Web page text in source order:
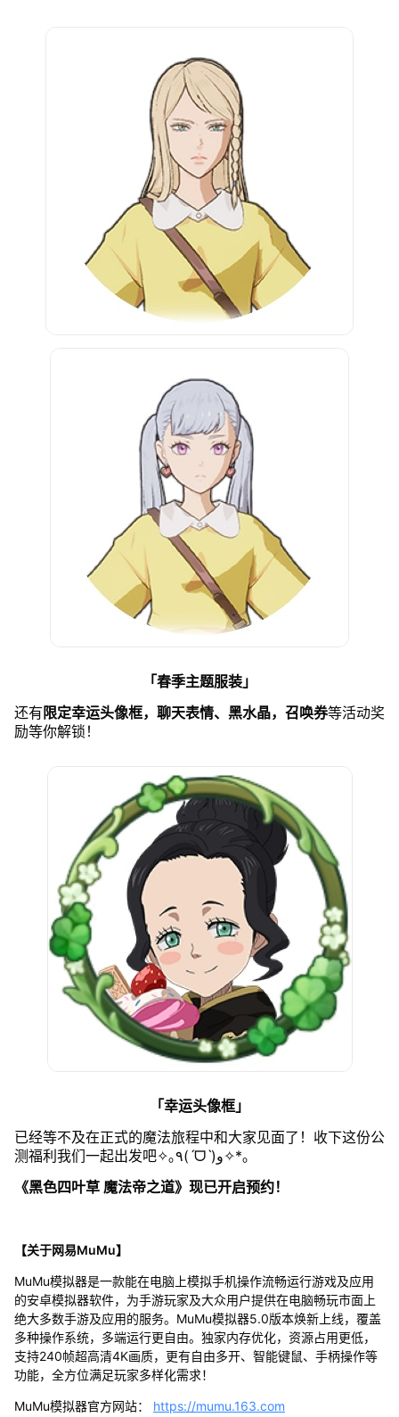
「春季主题服装」
还有 限定幸运头像框，聊天表情、黑水晶，召唤券等活动奖
励等你解锁！
「幸运头像框」
已经等不及在正式的魔法旅程中和大家见面了！收下这份公
测福利我们一起出发吧✧｡٩(ˊᗜˋ)و✧*｡
《黑色四叶草 魔法帝之道》现已开启预约！
【关于网易MuMu】
MuMu模拟器是一款能在电脑上模拟手机操作流畅运行游戏及应用
的安卓模拟器软件，为手游玩家及大众用户提供在电脑畅玩市面上
绝大多数手游及应用的服务。MuMu模拟器5.0版本焕新上线，覆盖
多种操作系统，多端运行更自由。独家内存优化，资源占用更低，
支持240帧超高清4K画质，更有自由多开、智能键鼠、手柄操作等
功能，全方位满足玩家多样化需求！
MuMu模拟器官方网站： https://mumu.163.com